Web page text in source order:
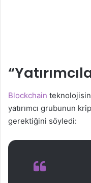
Blockchain
yatırımcı grubunun
gerektiğini söyledi: